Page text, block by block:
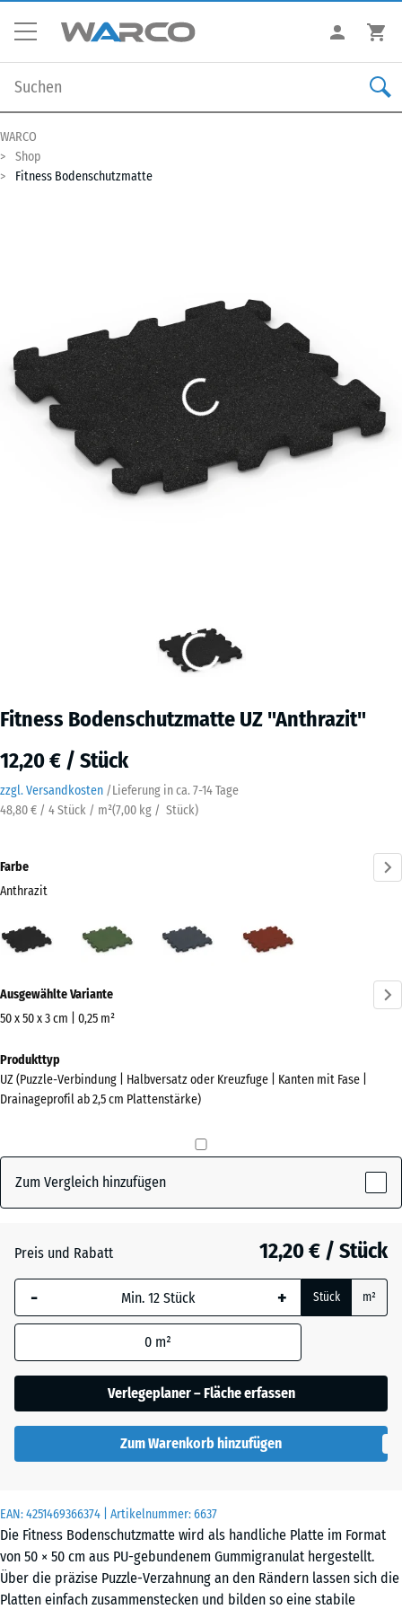
WARCO
Shop
Fitness Bodenschutzmatte
Fitness Bodenschutzmatte UZ "Anthrazit"
12,20 € / Stück
zzgl. Versandkosten /Lieferung in ca. 7-14 Tage
48,80 € / 4 Stück / m²(7,00 kg / Stück)
EAN:4251469366374 | Artikelnummer:6637
Die Fitness Bodenschutzmatte wird als handliche Platte im Format
von 50 × 50 cm aus PU-gebundenem Gummigranulat hergestellt.
Über die präzise Puzzle-Verzahnung an den Rändern lassen sich die
Platten einfach zusammenstecken und bilden so eine stabile
Farbe
Anthrazit
(active)
Schiefergrau
Informationen
zu
Farben?
Farbpalette
Anthrazit(active)
+ 0,60 €
Ausgewählte Variante
50 x 50 x 3 cm | 0,25 m²
Abmessungen
für
den
x
540
Die gewählte, blau
umrandete
Abmessung wird
Produktdaten nicht
anders angegeben)
für die
Bedarfsberechnung
x
50
x 3
cm
|
Produkttyp
UZ (Puzzle-Verbindung | Halbversatz oder Kreuzfuge | Kanten mit Fase |
Drainageprofil ab 2,5 cm Plattenstärke)
Zum Vergleich hinzufügen
Preis und Rabatt 12,20 € / Stück
- + Stück m²
0 m²
Verlegeplaner – Fläche erfassen
Zum Warenkorb hinzufügen